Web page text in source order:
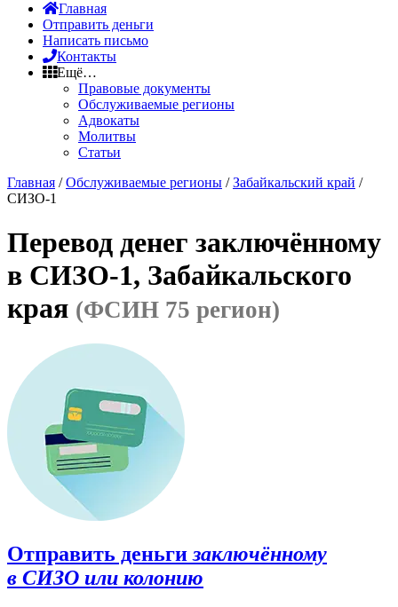
Главная
Отправить деньги
Написать письмо
Контакты
Ещё…
Правовые документы
Обслуживаемые регионы
Адвокаты
Молитвы
Статьи
Главная /Обслуживаемые регионы /Забайкальский край /
СИЗО-1
Перевод денег заключённому
в СИЗО-1, Забайкальского
края (ФСИН 75 регион)
Отправить деньги заключённому
в СИЗО или колонию